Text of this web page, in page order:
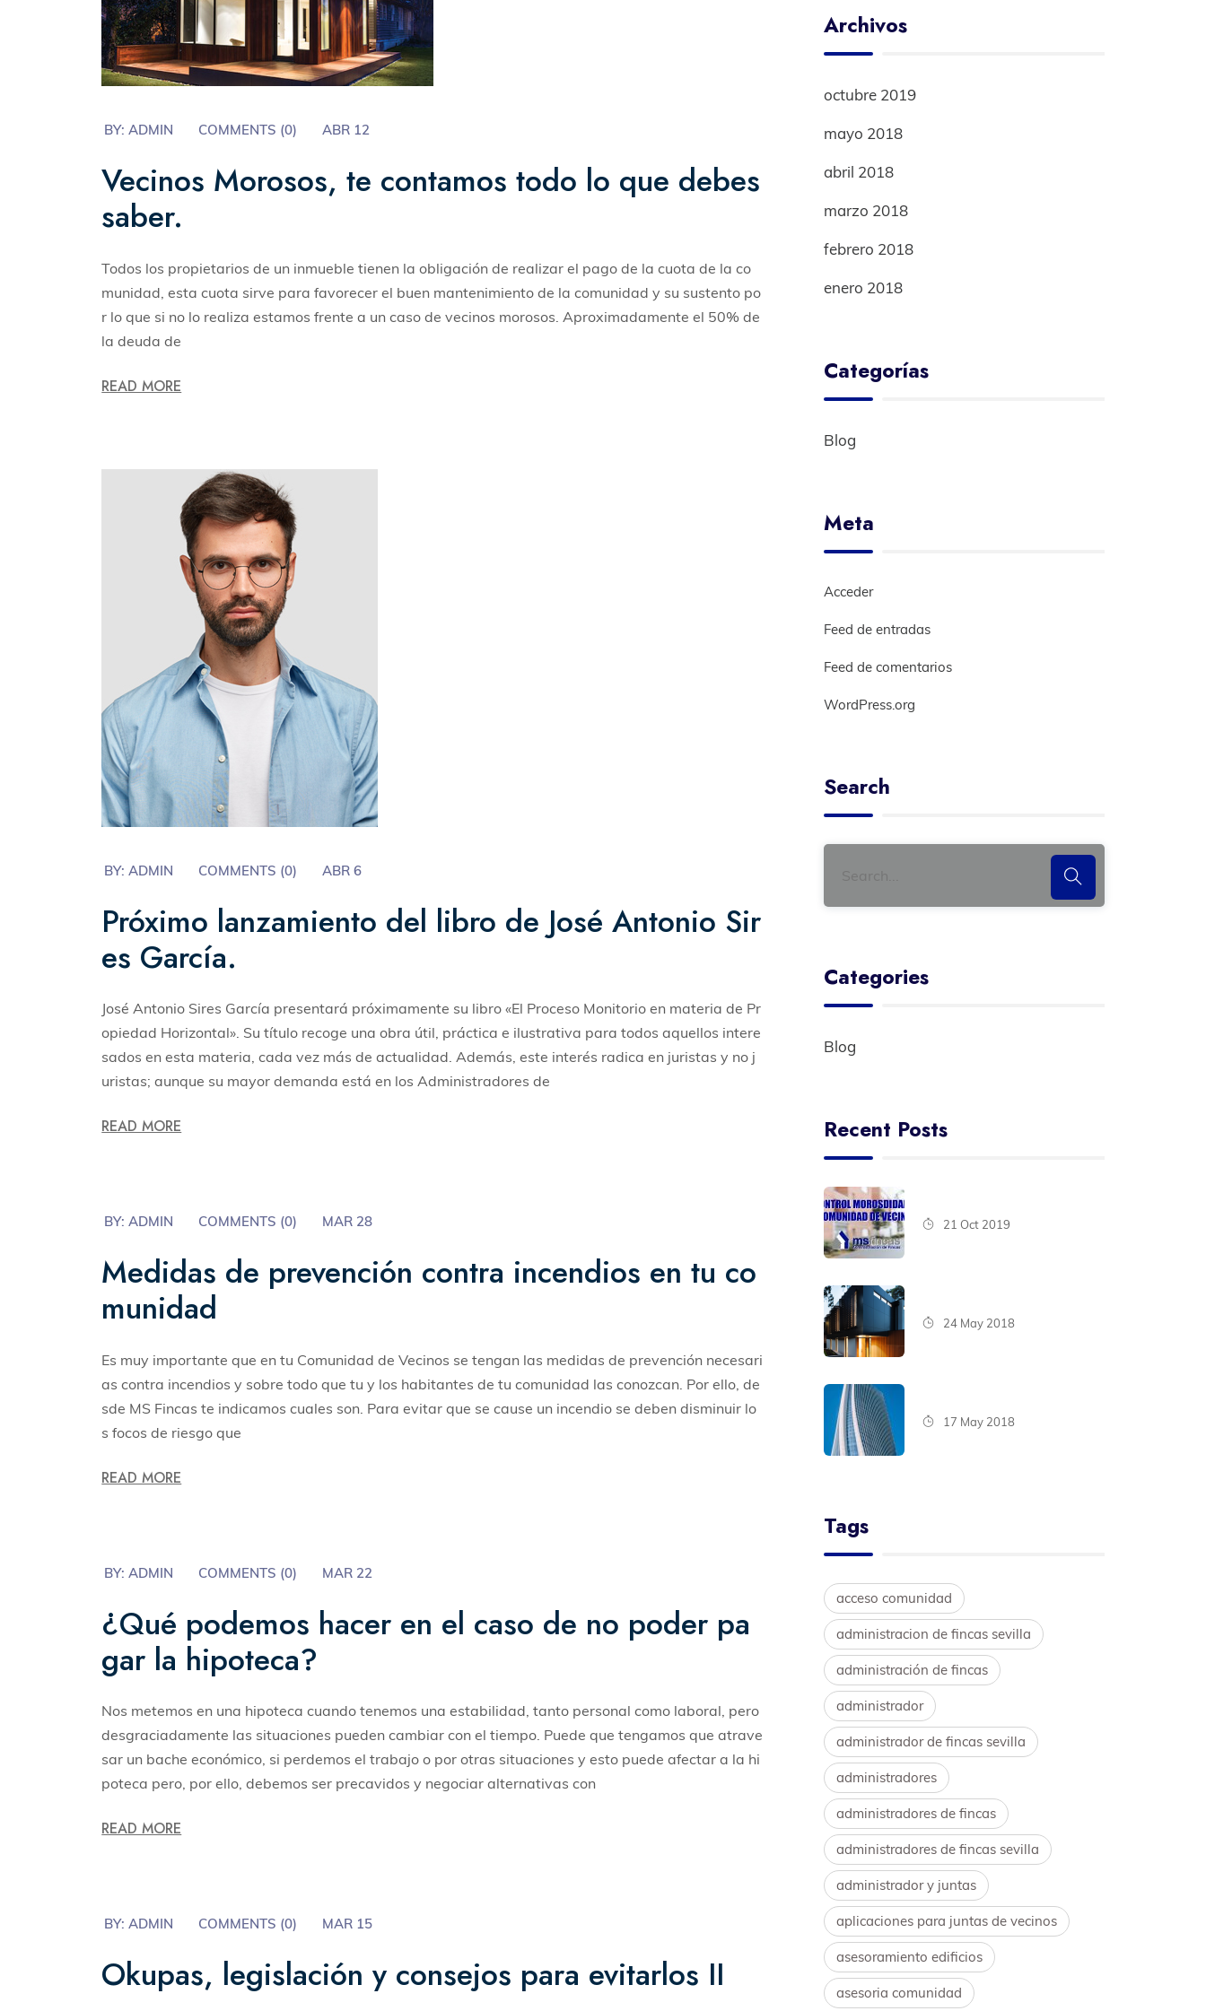
BY:ADMIN COMMENTS (0) ABR 12
Vecinos Morosos, te contamos todo lo que debes
saber.
Todos los propietarios de un inmueble tienen la obligación de realizar el pago de la cuota de la co
munidad, esta cuota sirve para favorecer el buen mantenimiento de la comunidad y su sustento po
r lo que si no lo realiza estamos frente a un caso de vecinos morosos. Aproximadamente el 50% de
la deuda de
READ MORE
BY:ADMIN COMMENTS (0) ABR 6
Próximo lanzamiento del libro de José Antonio Sir
es García.
José Antonio Sires García presentará próximamente su libro «El Proceso Monitorio en materia de Pr
opiedad Horizontal». Su título recoge una obra útil, práctica e ilustrativa para todos aquellos intere
sados en esta materia, cada vez más de actualidad. Además, este interés radica en juristas y no j
uristas; aunque su mayor demanda está en los Administradores de
READ MORE
BY:ADMIN COMMENTS (0) MAR 28
Medidas de prevención contra incendios en tu co
munidad
Es muy importante que en tu Comunidad de Vecinos se tengan las medidas de prevención necesari
as contra incendios y sobre todo que tu y los habitantes de tu comunidad las conozcan. Por ello, de
sde MS Fincas te indicamos cuales son. Para evitar que se cause un incendio se deben disminuir lo
s focos de riesgo que
READ MORE
BY:ADMIN COMMENTS (0) MAR 22
¿Qué podemos hacer en el caso de no poder pa
gar la hipoteca?
Nos metemos en una hipoteca cuando tenemos una estabilidad, tanto personal como laboral, pero
desgraciadamente las situaciones pueden cambiar con el tiempo. Puede que tengamos que atrave
sar un bache económico, si perdemos el trabajo o por otras situaciones y esto puede afectar a la hi
poteca pero, por ello, debemos ser precavidos y negociar alternativas con
READ MORE
BY:ADMIN COMMENTS (0) MAR 15
Okupas, legislación y consejos para evitarlos II
Archivos
octubre 2019
mayo 2018
abril 2018
marzo 2018
febrero 2018
enero 2018
Categorías
Blog
Meta
Acceder
Feed de entradas
Feed de comentarios
WordPress.org
Search
Categories
Blog
Recent Posts
21 Oct 2019
24 May 2018
17 May 2018
Tags
acceso comunidad
administracion de fincas sevilla
administración de fincas
administrador
administrador de fincas sevilla
administradores
administradores de fincas
administradores de fincas sevilla
administrador y juntas
aplicaciones para juntas de vecinos
asesoramiento edificios
asesoria comunidad